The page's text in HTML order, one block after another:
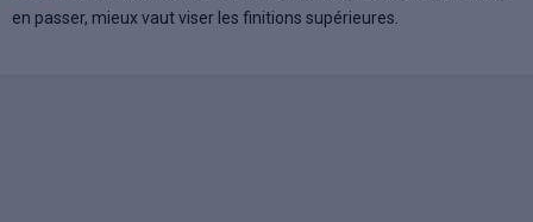
en passer, mieux vaut viser les finitions supérieures.